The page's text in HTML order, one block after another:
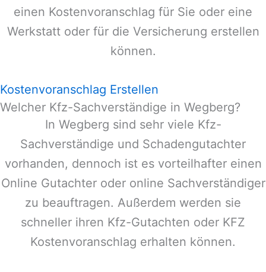
einen Kostenvoranschlag für Sie oder eine
Werkstatt oder für die Versicherung erstellen
können.
Kostenvoranschlag Erstellen
Welcher Kfz-Sachverständige in Wegberg?
In Wegberg sind sehr viele Kfz-
Sachverständige und Schadengutachter
vorhanden, dennoch ist es vorteilhafter einen
Online Gutachter oder online Sachverständiger
zu beauftragen. Außerdem werden sie
schneller ihren Kfz-Gutachten oder KFZ
Kostenvoranschlag erhalten können.